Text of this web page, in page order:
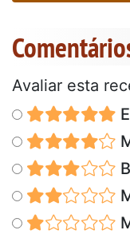
Avaliar esta